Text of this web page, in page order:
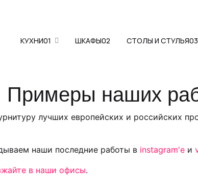
КУХНИ01 ШКАФЫ02 СТОЛЫ И СТУЛЬЯ03
Примеры наших
лучших европейских и российских
наши последние работы в instagram'е и
в наши офисы.